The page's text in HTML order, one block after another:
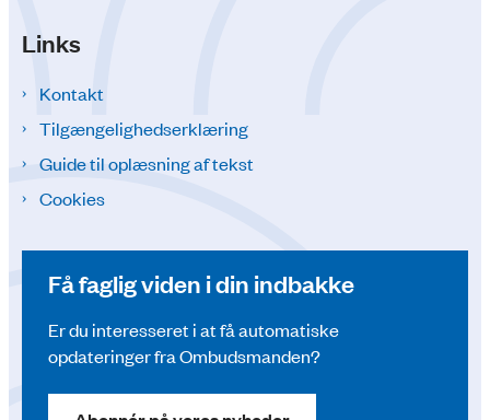
Links
Kontakt
Tilgængelighedserklæring
Guide til oplæsning af tekst
Cookies
Få faglig viden i din indbakke
Er du interesseret i at få automatiske
opdateringer fra Ombudsmanden?